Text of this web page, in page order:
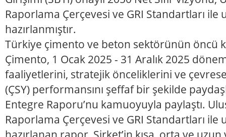
Raporlama Çerçevesi ve GRI Standartları
hazırlanmıştır.
Türkiye çimento ve beton sektörünün öncü
Çimento, 1 Ocak 2025 - 31 Aralık 2025
faaliyetlerini, stratejik önceliklerini ve
(ÇSY) performansını şeffaf bir şekilde
Entegre Raporu’nu kamuoyuyla paylaştı.
Raporlama Çerçevesi ve GRI Standartları